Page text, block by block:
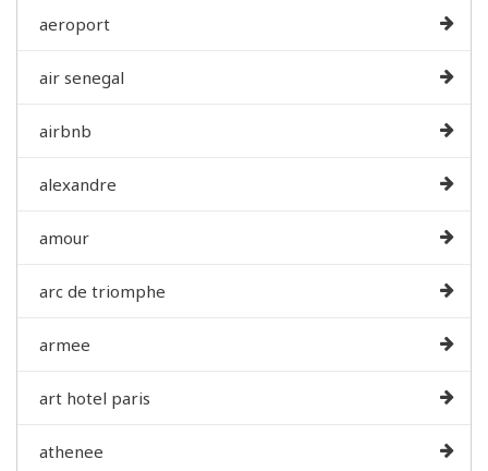
aeroport
air senegal
airbnb
alexandre
amour
arc de triomphe
armee
art hotel paris
athenee